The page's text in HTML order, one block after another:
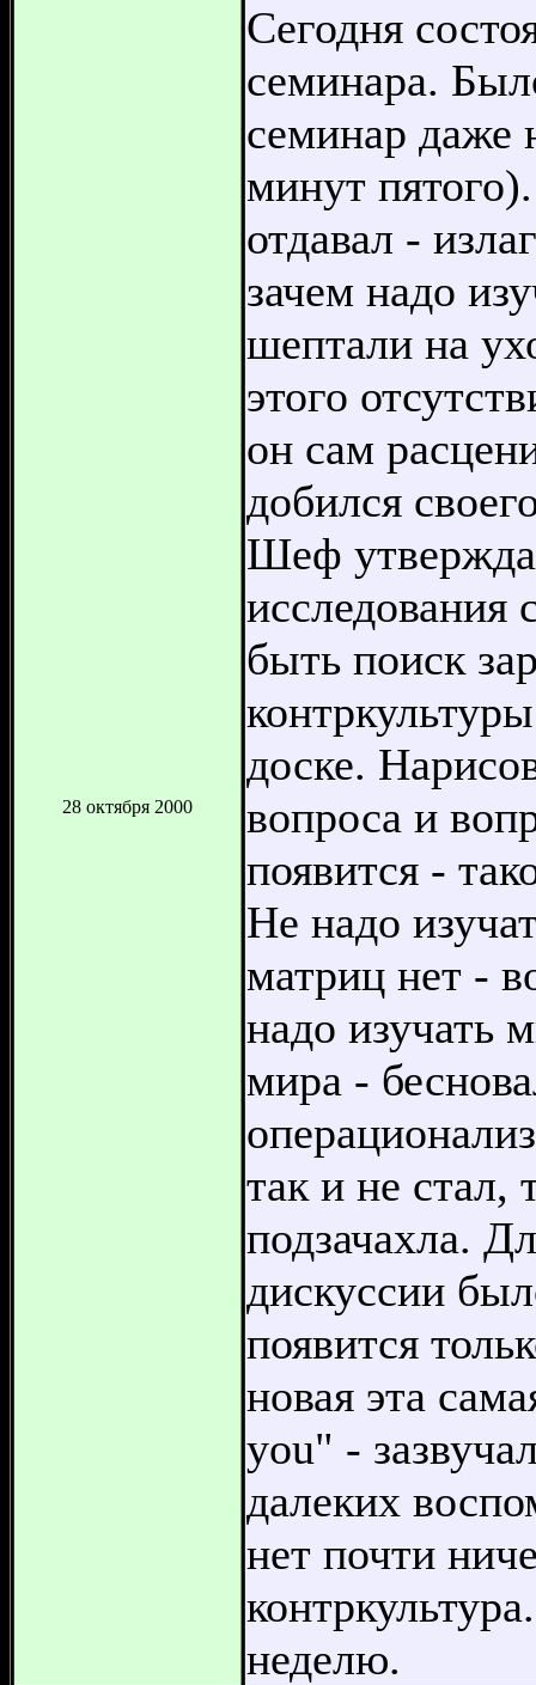
28 октября 2000
Сегодня
семинара.
семинар даже
минут
отдавал -
зачем надо
шептали на
этого
он сам
добился
Шеф
исследования
быть поиск
доске.
вопроса и
появится -
Не надо
матриц нет -
надо изучать
мира -
так и не стал,
подзачахла.
дискуссии
появится
новая эта
you" -
далеких
нет почти
неделю.